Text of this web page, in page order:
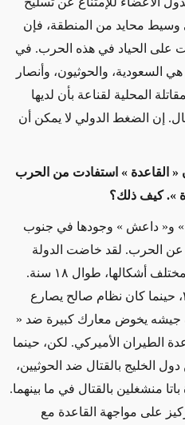
وسيط محايد من المنطقة، فإن
على الحياد في هذه الحرب. في
السعودية، والحوثيون، وأنصار
المحلية لقناعة بأن لديها
إن الضغط الدولي لا يمكن أن
القاعدة » استفادت من الحرب
». كيف ذلك؟
و« داعش » وجودها في جنوب
عن الحرب. لقد خاضت الدولة
اليمنية الحرب ضد « القاعدة »، بمختلف أشكالها، طوال ١٨ سنة.
وإبان « الربيع العربي » في ٢٠١١، حينما كان نظام صالح يصارع
جيشه يخوض معارك كبيرة ضد «
الطيران الأميركي. لكن، حينما
الخليج بالقتال ضد الحوثيين،
منشغلين بالقتال في ما بينهما.
على مواجهة القاعدة مع